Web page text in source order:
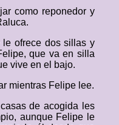
como reponedor y
ofrece dos sillas y
que va en silla
vive en el bajo.
mientras Felipe lee.
de acogida les
aunque Felipe le